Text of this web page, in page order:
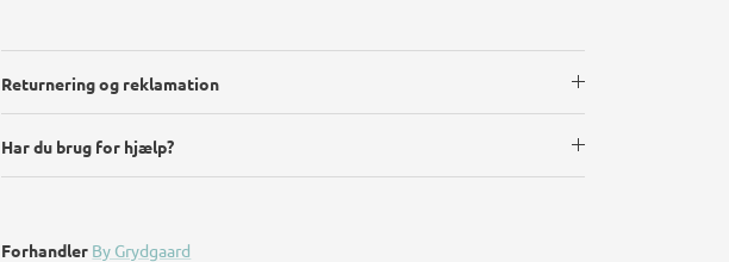
Returnering og reklamation
Har du brug for hjælp?
Forhandler By Grydgaard